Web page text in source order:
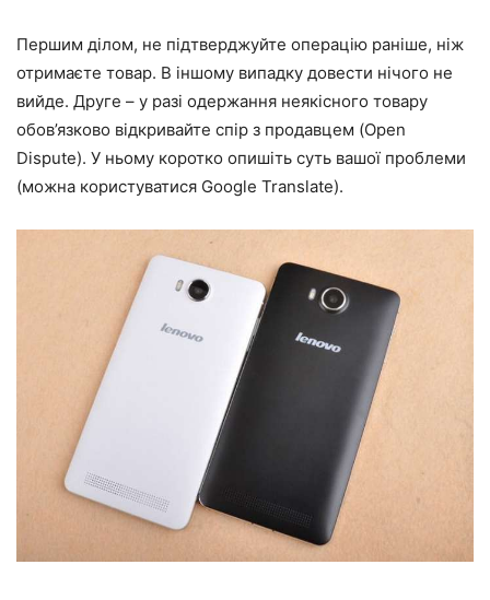
Першим ділом, не підтверджуйте операцію раніше, ніж
отримаєте товар. В іншому випадку довести нічого не
вийде. Друге – у разі одержання неякісного товару
обов’язково відкривайте спір з продавцем (Open
Dispute). У ньому коротко опишіть суть вашої проблеми
(можна користуватися Google Translate).